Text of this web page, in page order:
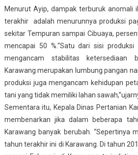
Menurut Ayip, dampak terburuk anomali
terakhir adalah menurunnya produksi
sekitar Tempuran sampai Cibuaya,
mencapai 50 %.“Satu dari sisi
mengancam stabilitas ketersediaan
Karawang merupakan lumbung pangan
produksi juga mengancam kehidupan
tani yang tidak memiliki lahan
Sementara itu, Kepala Dinas Pertanian
membenarkan jika dalam beberapa
Karawang banyak berubah. “Sepertinya
tahun terakhir ini di Karawang. Di tahun